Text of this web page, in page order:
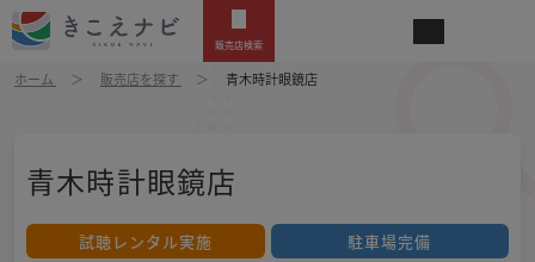
販売店検索
ホーム 販売店を探す 青木時計眼鏡店
青木時計眼鏡店
試聴レンタル実施
駐車場完備